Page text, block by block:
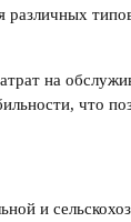
различных
на
что
и